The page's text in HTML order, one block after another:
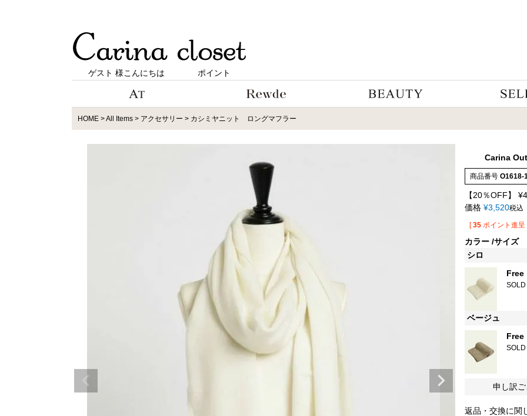
ゲスト 様こんにちは ポイント
HOME All Items アクセサリー カシミヤニット ロングマフラー
Carina
商品番号 O1618-
【20％OFF】 ¥
価格 ¥3,520税込
[ 35 ポイント進呈
カラー サイズ
シロ
Free
ベージュ
Free
申し訳
返品・交換に関